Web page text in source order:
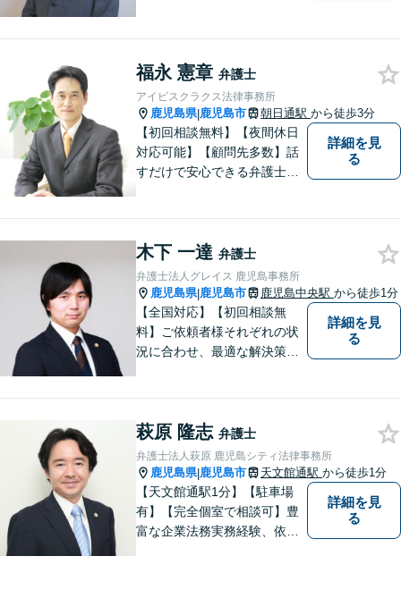
に強みあり！親身になって最
後までサポートいたします。
福永 憲章 弁護士
アイビスクラクス法律事務所
鹿児島県|鹿児島市 朝日通駅 から徒歩3分
【初回相談無料】【夜間休日
対応可能】【顧問先多数】話
すだけで安心できる弁護士を
ルでありたいと思っていま
す。
詳細を見
る
木下 一達 弁護士
弁護士法人グレイス 鹿児島事務所
鹿児島県|鹿児島市 鹿児島中央駅 から徒歩1分
【全国対応】【初回相談無
料】ご依頼者様それぞれの状
況に合わせ、最適な解決策を
き合い、解決までしっかりサ
ポートします。【電話・WEB
相談も対応可能】
詳細を見
る
萩原 隆志 弁護士
弁護士法人萩原 鹿児島シティ法律事務所
鹿児島県|鹿児島市 天文館通駅 から徒歩1分
【天文館通駅1分】【駐車場
有】【完全個室で相談可】豊
富な企業法務実務経験、依頼
詳細を見
る